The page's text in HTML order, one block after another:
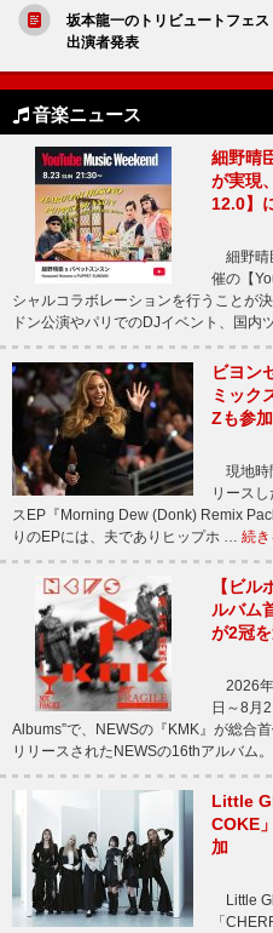
坂本龍一のトリビュートフェ
出演者発表
音楽ニュース
細野晴
が実現
12.0】
細野晴
催の【
シャルコラボレーションを行うこと
ドン公演やパリでのDJイベント、国内
ビヨン
ミック
Zも参加
現地時
リース
スEP『Morning Dew (Donk) Remix
りのEPには、夫でありヒップホ … 続
【ビ
ルバム
が2冠
2026年
日～8月
Albums”で、NEWSの『KMK』が総
リリースされたNEWSの16thアルバム
Little
COKE
加
Little
「